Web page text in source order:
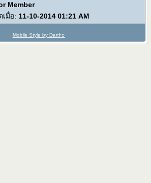
Member
มื่อ: 11-10-201401:21 AM
Mobile Style by Dartho